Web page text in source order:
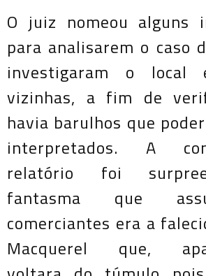
O juiz nomeou alguns
para analisarem o caso
investigaram o local
vizinhas, a fim de
havia barulhos que
interpretados. A
relatório foi
fantasma que
comerciantes era a
Macquerel que,